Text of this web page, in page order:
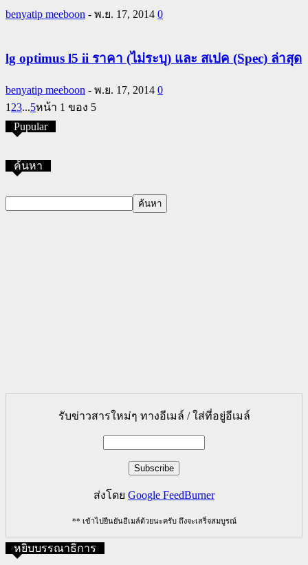
benyatip meeboon - พ.ย. 17, 2014 0
lg optimus l5 ii ราคา (ไม่ระบุ) และ สเปค (Spec) ล่าสุด
benyatip meeboon - พ.ย. 17, 2014 0
1 23...5หน้า 1 ของ 5
Pupular
ค้นหา
รับข่าวสารใหม่ๆ ทางอีเมล์ / ใส่ที่อยู่อีเมล์
ส่งโดย Google FeedBurner
** เข้าไปยืนยันอีเมล์ด้วยนะครับ ถึงจะเสร็จสมบูรณ์
หยิบบรรณาธิการ